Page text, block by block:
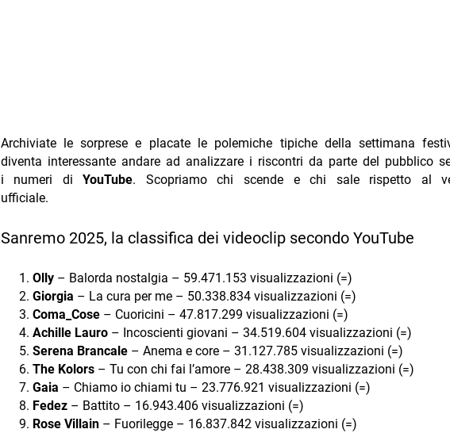
Archiviate le sorprese e placate le polemiche tipiche della settimana
diventa interessante andare ad analizzare i riscontri da parte del pubblico
i numeri diYouTube. Scopriamo chi scende e chi sale rispetto al
ufficiale.
Sanremo 2025, la classifica dei videoclip secondo YouTube
Olly– Balorda nostalgia – 59.471.153 visualizzazioni (=)
Giorgia – La cura per me – 50.338.834 visualizzazioni (=)
Coma_Cose– Cuoricini – 47.817.299 visualizzazioni (=)
Achille Lauro– Incoscienti giovani – 34.519.604 visualizzazioni (=)
Serena Brancale– Anema e core – 31.127.785 visualizzazioni (=)
The Kolors– Tu con chi fai l’amore – 28.438.309 visualizzazioni (=)
Gaia – Chiamo io chiami tu – 23.776.921 visualizzazioni (=)
Fedez– Battito – 16.943.406 visualizzazioni (=)
Rose Villain– Fuorilegge – 16.837.842 visualizzazioni (=)